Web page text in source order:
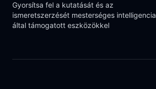
Gyorsítsa fel a kutatását és az
ismeretszerzését mesterséges intelligencia
által támogatott eszközökkel